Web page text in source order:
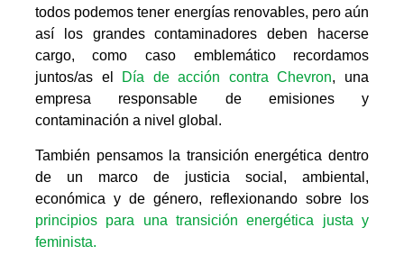
todos podemos tener energías renovables, pero aún
así los grandes contaminadores deben hacerse
cargo, como caso emblemático recordamos
juntos/as el
Día de acción contra Chevron, una
empresa responsable de emisiones y
contaminación a nivel global.
También pensamos la transición energética dentro
de un marco de justicia social, ambiental,
económica y de género, reflexionando sobre
los
principios para una transición energética justa y
feminista.